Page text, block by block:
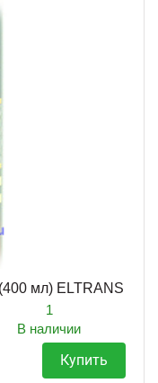
мл) ELTRANS
1
В наличии
Купить